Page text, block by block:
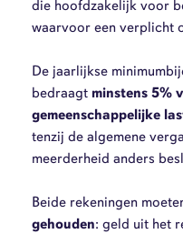
die hoofdzakelijk voor
waarvoor een verplicht
De jaarlijkse
bedraagt minstens 5%
gemeenschappelijke
tenzij de algemene
meerderheid anders
Beide rekeningen
gehouden: geld uit het